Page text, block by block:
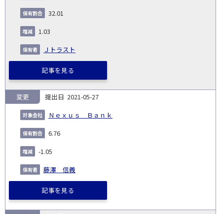
32.01
1.03
Ｊトラスト
記事を見る
2021-05-27
Ｎｅｘｕｓ Ｂａｎｋ
変更
6.76
-1.05
藤澤 信義
記事を見る